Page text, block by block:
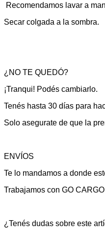
Recomendamos lavar a
Secar colgada a la sombra.
¿NO TE QUEDÓ?
¡Tranqui! Podés cambiarlo.
Tenés hasta 30 días para
Solo asegurate de que la
ENVÍOS
Te lo mandamos a donde
Trabajamos con GO
¿Tenés dudas sobre este